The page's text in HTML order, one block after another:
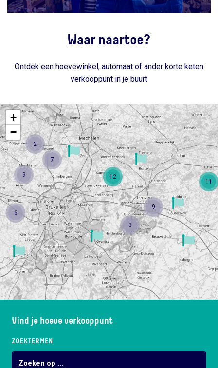
Waar naartoe?
Ontdek een hoevewinkel, automaat of ander korte keten
verkooppunt in je buurt
2
7
9 12
3
9
11
6
+
−
Vind je hoeve verkooppunt
ZOEKTERMEN